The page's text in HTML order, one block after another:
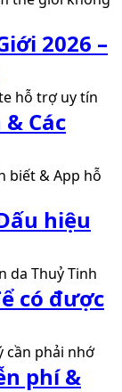
2026 –
Các
hiệu
có được
phí &